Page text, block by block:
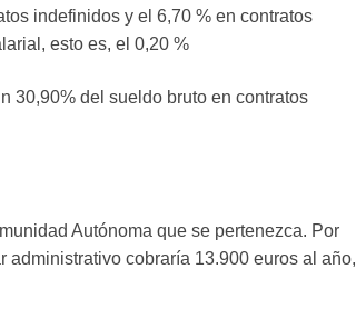
indefinidos y el 6,70 % en contratos
esto es, el 0,20 %
30,90% del sueldo bruto en contratos
Autónoma que se pertenezca. Por
cobraría 13.900 euros al año,